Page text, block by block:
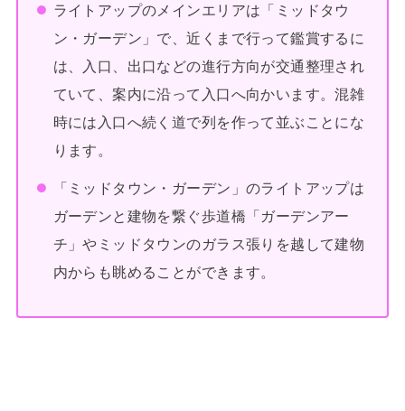
ライトアップのメインエリアは「ミッドタウ
ン・ガーデン」で、近くまで行って鑑賞するに
は、入口、出口などの進行方向が交通整理され
ていて、案内に沿って入口へ向かいます。混雑
時には入口へ続く道で列を作って並ぶことにな
ります。
「ミッドタウン・ガーデン」のライトアップは
ガーデンと建物を繋ぐ歩道橋「ガーデンアー
チ」やミッドタウンのガラス張りを越して建物
内からも眺めることができます。